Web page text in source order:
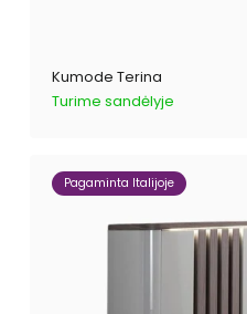
Kumode Terina
Turime sandėlyje
Pagaminta Italijoje